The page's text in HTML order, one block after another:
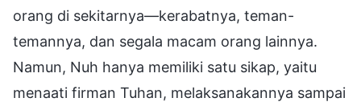
orang di sekitarnya—kerabatnya, teman-
temannya, dan segala macam orang lainnya.
Namun, Nuh hanya memiliki satu sikap, yaitu
menaati firman Tuhan, melaksanakannya sampai